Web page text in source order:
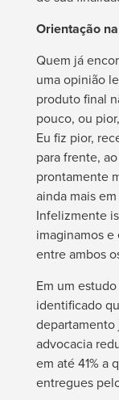
Orientação
Quem já
uma opinião
produto final
pouco, ou
Eu fiz pior,
para frente,
prontamente
ainda mais
Infelizmente
imaginamos
entre ambos
Em um
identificado
advocacia
em até 41% a
entregues